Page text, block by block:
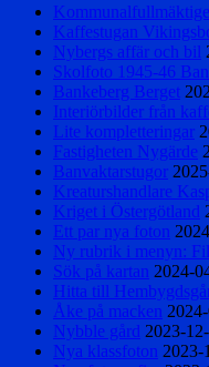
Kaffestugan
Nybergs affär och bil
Skolfoto 1945-46
Bankeberg Berget
Interiörbilder från
Lite kompletteringar
Fastigheten Nygärde
Banvaktarstugor
Kreaturshandlare
Kriget i Östergötland
Ett par nya foton
Ny rubrik i menyn:
Sök på kartan 2024-
Hitta till
Åke på macken
Nybble gård 2023-
Nya klassfoton 2023-